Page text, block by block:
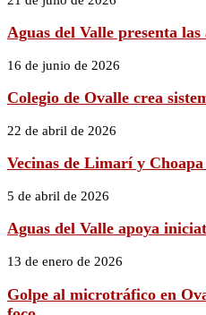
Aguas del Valle presenta las
16 de junio de 2026
Colegio de Ovalle crea
22 de abril de 2026
Vecinas de Limarí y
5 de abril de 2026
Aguas del Valle apoya
13 de enero de 2026
Golpe al microtráfico en